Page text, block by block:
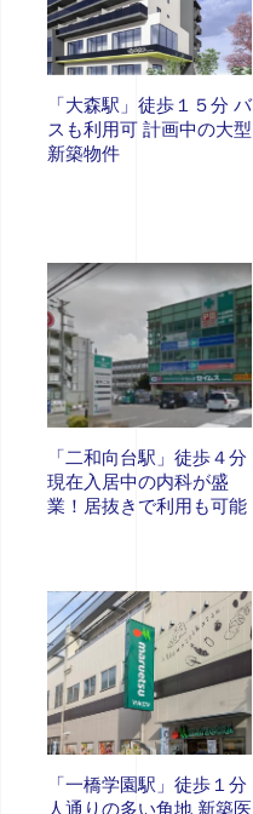
「大森駅」徒歩１５分 バ
スも利用可 計画中の大型
新築物件
「二和向台駅」徒歩４分
現在入居中の内科が盛
業！居抜きで利用も可能
「一橋学園駅」徒歩１分
人通りの多い角地 新築医